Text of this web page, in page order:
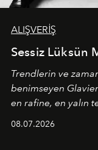
ALIŞVERİŞ
Sessiz Lüksün
Trendlerin ve
benimseyen
en rafine, en yalın
08.07.2026